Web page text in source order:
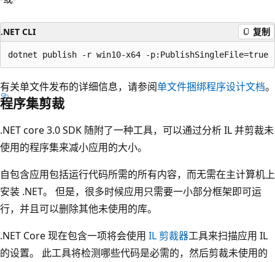
.NET CLI 复制
有关单文件发布的详细信息，请参阅单文件捆绑程序设计文档。
程序集剪裁
.NET core 3.0 SDK 随附了一种工具，可以通过分析 IL 并剪裁未
使用的程序集来减小应用的大小。
自包含应用包括运行代码所需的所有内容，而无需在主计算机上
安装 .NET。 但是，很多时候应用只需要一小部分框架即可运
行，并且可以删除其他未使用的库。
.NET Core 现在包含一项将会使用 IL 剪裁器工具来扫描应用 IL
的设置。 此工具将检测哪些代码是必需的，然后剪裁未使用的